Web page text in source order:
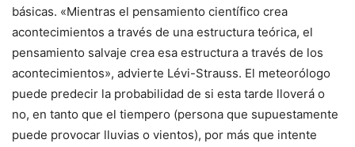
básicas. «Mientras el pensamiento científico crea
acontecimientos a través de una estructura teórica, el
pensamiento salvaje crea esa estructura a través de los
acontecimientos», advierte Lévi-Strauss. El meteorólogo
puede predecir la probabilidad de si esta tarde lloverá o
no, en tanto que el tiempero (persona que supuestamente
puede provocar lluvias o vientos), por más que intente